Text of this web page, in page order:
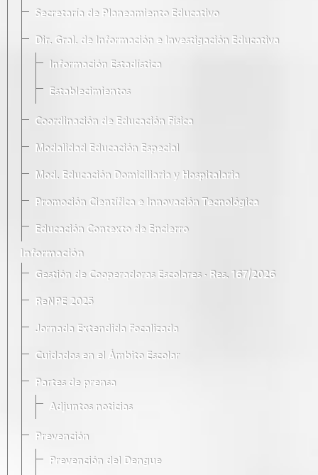
Secretaría de Planeamiento Educativo
Dir. Gral. de Información e Investigación Educativa
Información Estadística
Establecimientos
Coordinación de Educación Física
Modalidad Educación Especial
Mod. Educación Domiciliaria y Hospitalaria
Promoción Científica e Innovación Tecnológica
Educación Contexto de Encierro
Información
Gestión de Cooperadoras Escolares · Res. 167/2026
ReNPE 2025
Jornada Extendida Focalizada
Cuidados en el Ámbito Escolar
Partes de prensa
Adjuntos noticias
Prevención
Prevención del Dengue